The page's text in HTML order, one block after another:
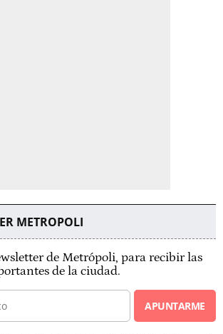
METROPOLI
de Metrópoli, para recibir las
de la ciudad.
APUNTARME